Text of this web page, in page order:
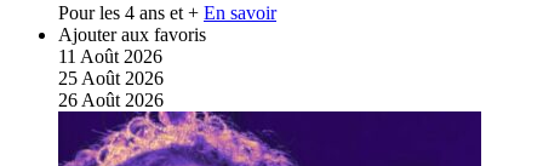
Pour les 4 ans et + En savoir
Ajouter aux favoris
11 Août 2026
25 Août 2026
26 Août 2026